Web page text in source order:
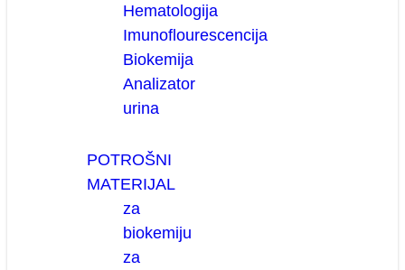
Hematologija
Imunoflourescencija
Biokemija
Analizator
urina
POTROŠNI
MATERIJAL
za
biokemiju
za